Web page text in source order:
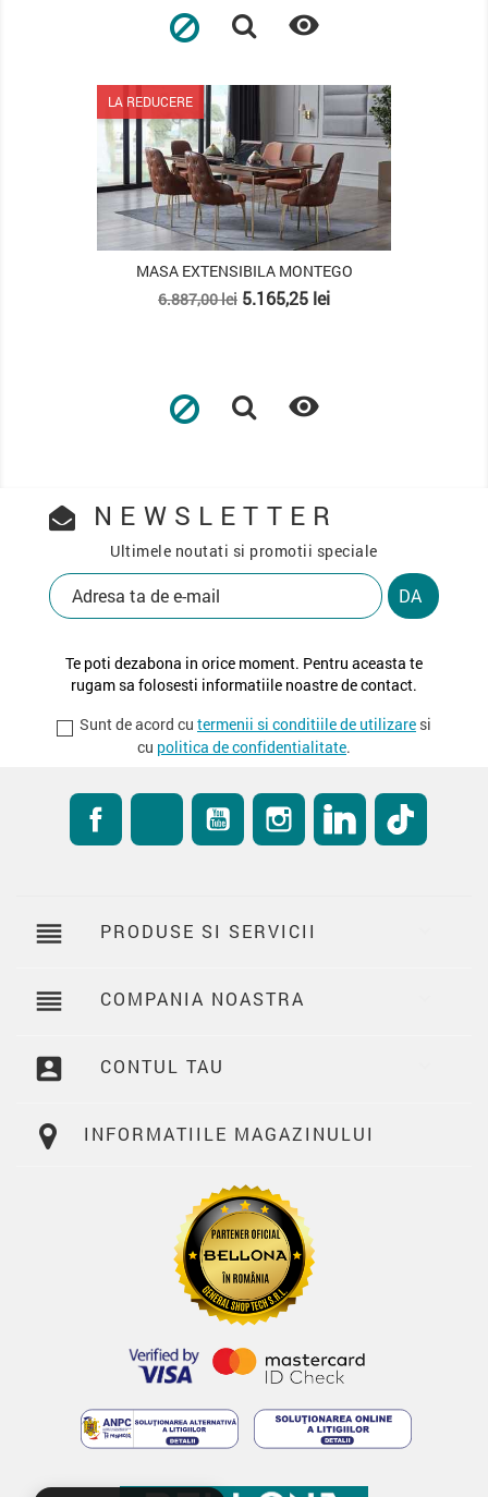

LA REDUCERE
MASA EXTENSIBILA MONTEGO
Pret
6.887,00 lei Pret
5.165,25 lei

NEWSLETTER
Ultimele noutati si promotii speciale
Te poti dezabona in orice moment. Pentru aceasta te
rugam sa folosesti informatiile noastre de contact.
Sunt de acord cu termenii si conditiile de utilizare si
cu politica de confidentialitate.
FacebookRSS YouTube InstagramLinkedIn
reorder PRODUSE SI SERVICII
reorder COMPANIA NOASTRA
account_box CONTUL TAU
INFORMATIILE MAGAZINULUI